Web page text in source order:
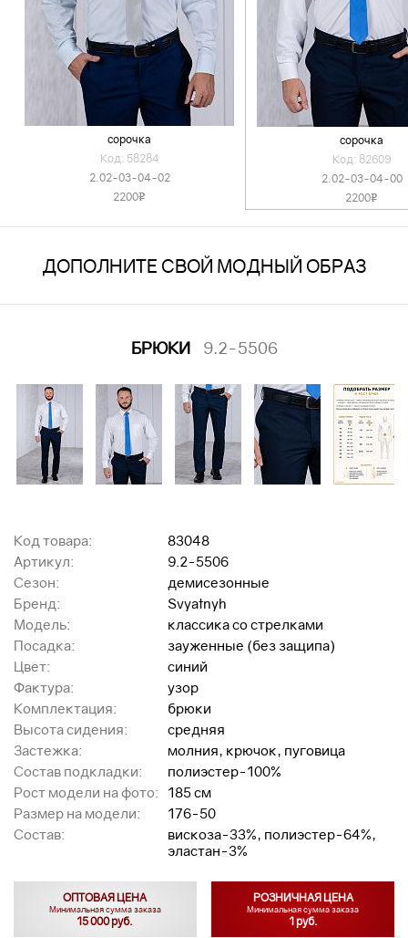
сорочка
Код: 58284
2.02-03-04-02
2200v
сорочка
Код: 82609
2.02-03-04-00
2200v
ДОПОЛНИТЕ СВОЙ МОДНЫЙ ОБРАЗ
БРЮКИ 9.2-5506
Код товара:
83048
Артикул:
9.2-5506
Сезон:
демисезонные
Бренд:
Svyatnyh
Модель:
классика со стрелками
Посадка:
зауженные (без защипа)
Цвет:
синий
Фактура:
узор
Комплектация:
брюки
Высота сидения:
средняя
Застежка:
молния, крючок, пуговица
Состав подкладки:
полиэстер-100%
Рост модели на фото:
185 см
Размер на модели:
176-50
Состав:
вискоза-33%, полиэстер-64%,
эластан-3%
ОПТОВАЯ ЦЕНА
Минимальная сумма заказа
15 000 руб.
РОЗНИЧНАЯ ЦЕНА
Минимальная сумма заказа
1 руб.